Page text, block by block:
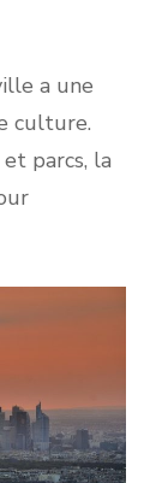
a une
culture.
parcs, la